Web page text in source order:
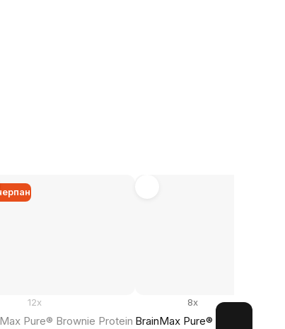
Pure® Brownie Protein
12x
BrainMax Pure® Protein Cocoa
8x